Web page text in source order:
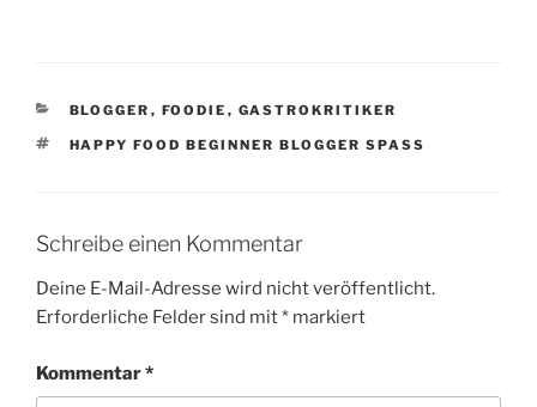
KATEGORIEN
BLOGGER , FOODIE , GASTROKRITIKER
SCHLAGWÖRTER
HAPPY FOOD BEGINNER BLOGGER SPASS
Schreibe einen Kommentar
Deine E-Mail-Adresse wird nicht veröffentlicht.
Erforderliche Felder sind mit* markiert
Kommentar*